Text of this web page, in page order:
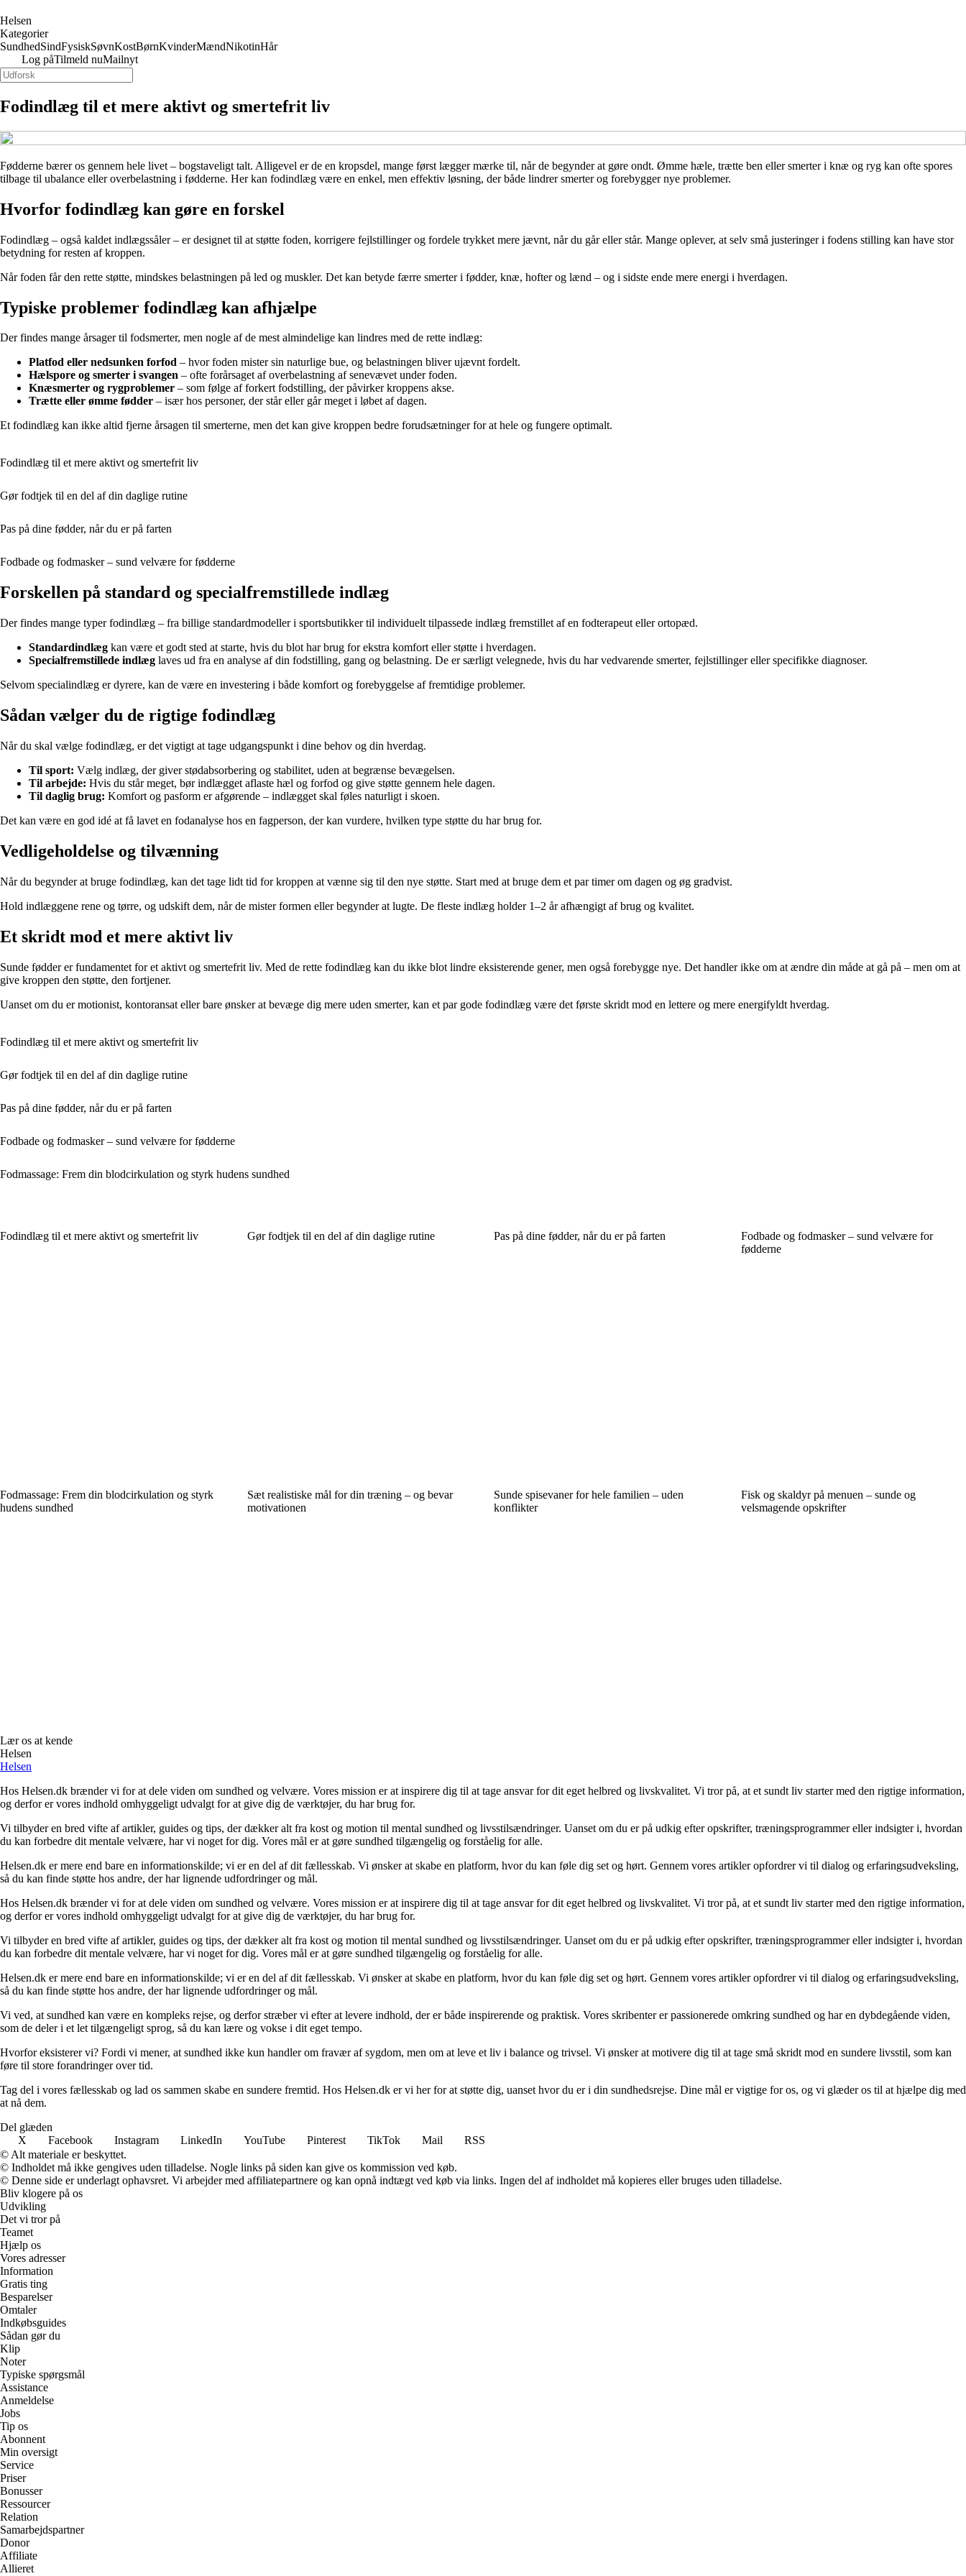
Helsen
Kategorier
SundhedSindFysiskSøvnKostBørnKvinderMændNikotinHår
Log påTilmeld nuMailnyt
Fodindlæg til et mere aktivt og smertefrit liv
Fødderne bærer os gennem hele livet – bogstaveligt talt. Alligevel er de en kropsdel, mange først lægger mærke til, når de begynder at gøre ondt. Ømme hæle, trætte ben eller smerter i knæ og ryg kan ofte spores
tilbage til ubalance eller overbelastning i fødderne. Her kan fodindlæg være en enkel, men effektiv løsning, der både lindrer smerter og forebygger nye problemer.
Hvorfor fodindlæg kan gøre en forskel
Fodindlæg – også kaldet indlægssåler – er designet til at støtte foden, korrigere fejlstillinger og fordele trykket mere jævnt, når du går eller står. Mange oplever, at selv små justeringer i fodens stilling kan have stor
betydning for resten af kroppen.
Når foden får den rette støtte, mindskes belastningen på led og muskler. Det kan betyde færre smerter i fødder, knæ, hofter og lænd – og i sidste ende mere energi i hverdagen.
Typiske problemer fodindlæg kan afhjælpe
Der findes mange årsager til fodsmerter, men nogle af de mest almindelige kan lindres med de rette indlæg:
Platfod eller nedsunken forfod – hvor foden mister sin naturlige bue, og belastningen bliver ujævnt fordelt.
Hælspore og smerter i svangen – ofte forårsaget af overbelastning af senevævet under foden.
Knæsmerter og rygproblemer – som følge af forkert fodstilling, der påvirker kroppens akse.
Trætte eller ømme fødder – især hos personer, der står eller går meget i løbet af dagen.
Et fodindlæg kan ikke altid fjerne årsagen til smerterne, men det kan give kroppen bedre forudsætninger for at hele og fungere optimalt.
Fodindlæg til et mere aktivt og smertefrit liv
Gør fodtjek til en del af din daglige rutine
Pas på dine fødder, når du er på farten
Fodbade og fodmasker – sund velvære for fødderne
Forskellen på standard og specialfremstillede indlæg
Der findes mange typer fodindlæg – fra billige standardmodeller i sportsbutikker til individuelt tilpassede indlæg fremstillet af en fodterapeut eller ortopæd.
Standardindlæg kan være et godt sted at starte, hvis du blot har brug for ekstra komfort eller støtte i hverdagen.
Specialfremstillede indlæg laves ud fra en analyse af din fodstilling, gang og belastning. De er særligt velegnede, hvis du har vedvarende smerter, fejlstillinger eller specifikke diagnoser.
Selvom specialindlæg er dyrere, kan de være en investering i både komfort og forebyggelse af fremtidige problemer.
Sådan vælger du de rigtige fodindlæg
Når du skal vælge fodindlæg, er det vigtigt at tage udgangspunkt i dine behov og din hverdag.
Til sport: Vælg indlæg, der giver stødabsorbering og stabilitet, uden at begrænse bevægelsen.
Til arbejde: Hvis du står meget, bør indlægget aflaste hæl og forfod og give støtte gennem hele dagen.
Til daglig brug: Komfort og pasform er afgørende – indlægget skal føles naturligt i skoen.
Det kan være en god idé at få lavet en fodanalyse hos en fagperson, der kan vurdere, hvilken type støtte du har brug for.
Vedligeholdelse og tilvænning
Når du begynder at bruge fodindlæg, kan det tage lidt tid for kroppen at vænne sig til den nye støtte. Start med at bruge dem et par timer om dagen og øg gradvist.
Hold indlæggene rene og tørre, og udskift dem, når de mister formen eller begynder at lugte. De fleste indlæg holder 1–2 år afhængigt af brug og kvalitet.
Et skridt mod et mere aktivt liv
Sunde fødder er fundamentet for et aktivt og smertefrit liv. Med de rette fodindlæg kan du ikke blot lindre eksisterende gener, men også forebygge nye. Det handler ikke om at ændre din måde at gå på – men om at
give kroppen den støtte, den fortjener.
Uanset om du er motionist, kontoransat eller bare ønsker at bevæge dig mere uden smerter, kan et par gode fodindlæg være det første skridt mod en lettere og mere energifyldt hverdag.
Fodindlæg til et mere aktivt og smertefrit liv
Gør fodtjek til en del af din daglige rutine
Pas på dine fødder, når du er på farten
Fodbade og fodmasker – sund velvære for fødderne
Fodmassage: Frem din blodcirkulation og styrk hudens sundhed
Fodindlæg til et mere aktivt og smertefrit liv Gør fodtjek til en del af din daglige rutine Pas på dine fødder, når du er på farten
Fodbade og fodmasker – sund velvære for
fødderne
Fodmassage: Frem din blodcirkulation og styrk
hudens sundhed
Sæt realistiske mål for din træning – og bevar
motivationen
Sunde spisevaner for hele familien – uden
konflikter
Fisk og skaldyr på menuen – sunde og
velsmagende opskrifter
Lær os at kende
Helsen
Helsen
Hos Helsen.dk brænder vi for at dele viden om sundhed og velvære. Vores mission er at inspirere dig til at tage ansvar for dit eget helbred og livskvalitet. Vi tror på, at et sundt liv starter med den rigtige information,
og derfor er vores indhold omhyggeligt udvalgt for at give dig de værktøjer, du har brug for.
Vi tilbyder en bred vifte af artikler, guides og tips, der dækker alt fra kost og motion til mental sundhed og livsstilsændringer. Uanset om du er på udkig efter opskrifter, træningsprogrammer eller indsigter i, hvordan
du kan forbedre dit mentale velvære, har vi noget for dig. Vores mål er at gøre sundhed tilgængelig og forståelig for alle.
Helsen.dk er mere end bare en informationskilde; vi er en del af dit fællesskab. Vi ønsker at skabe en platform, hvor du kan føle dig set og hørt. Gennem vores artikler opfordrer vi til dialog og erfaringsudveksling,
så du kan finde støtte hos andre, der har lignende udfordringer og mål.
Hos Helsen.dk brænder vi for at dele viden om sundhed og velvære. Vores mission er at inspirere dig til at tage ansvar for dit eget helbred og livskvalitet. Vi tror på, at et sundt liv starter med den rigtige information,
og derfor er vores indhold omhyggeligt udvalgt for at give dig de værktøjer, du har brug for.
Vi tilbyder en bred vifte af artikler, guides og tips, der dækker alt fra kost og motion til mental sundhed og livsstilsændringer. Uanset om du er på udkig efter opskrifter, træningsprogrammer eller indsigter i, hvordan
du kan forbedre dit mentale velvære, har vi noget for dig. Vores mål er at gøre sundhed tilgængelig og forståelig for alle.
Helsen.dk er mere end bare en informationskilde; vi er en del af dit fællesskab. Vi ønsker at skabe en platform, hvor du kan føle dig set og hørt. Gennem vores artikler opfordrer vi til dialog og erfaringsudveksling,
så du kan finde støtte hos andre, der har lignende udfordringer og mål.
Vi ved, at sundhed kan være en kompleks rejse, og derfor stræber vi efter at levere indhold, der er både inspirerende og praktisk. Vores skribenter er passionerede omkring sundhed og har en dybdegående viden,
som de deler i et let tilgængeligt sprog, så du kan lære og vokse i dit eget tempo.
Hvorfor eksisterer vi? Fordi vi mener, at sundhed ikke kun handler om fravær af sygdom, men om at leve et liv i balance og trivsel. Vi ønsker at motivere dig til at tage små skridt mod en sundere livsstil, som kan
føre til store forandringer over tid.
Tag del i vores fællesskab og lad os sammen skabe en sundere fremtid. Hos Helsen.dk er vi her for at støtte dig, uanset hvor du er i din sundhedsrejse. Dine mål er vigtige for os, og vi glæder os til at hjælpe dig med
at nå dem.
Del glæden
X
Facebook Instagram LinkedIn YouTube Pinterest TikTok Mail
RSS
© Alt materiale er beskyttet.
© Indholdet må ikke gengives uden tilladelse. Nogle links på siden kan give os kommission ved køb.
© Denne side er underlagt ophavsret. Vi arbejder med affiliatepartnere og kan opnå indtægt ved køb via links. Ingen del af indholdet må kopieres eller bruges uden tilladelse.
Bliv klogere på os
Udvikling
Det vi tror på
Teamet
Hjælp os
Vores adresser
Information
Gratis ting
Besparelser
Omtaler
Indkøbsguides
Sådan gør du
Klip
Noter
Typiske spørgsmål
Assistance
Anmeldelse
Jobs
Tip os
Abonnent
Min oversigt
Service
Priser
Bonusser
Ressourcer
Relation
Samarbejdspartner
Donor
Affiliate
Allieret